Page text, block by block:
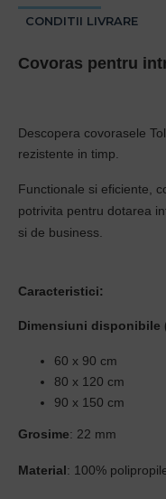
CONDITII LIVRARE
Covoras pentru
Descopera covorasele
rezistente in timp.
Functionale si eficiente,
potrivita pentru dotarea
si de business.
Caracteristici:
Dimensiuni disponibile
60 x 90 cm
80 x 120 cm
90 x 150 cm
Grosime: 22 mm
Material: 100%